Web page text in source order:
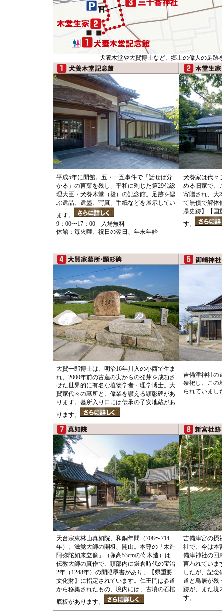
犬養木堂や大賀博士など、郷土の偉人の足跡
平成5年に開館。五・一五事件で「話せば分
かる」の言葉を残し、平和に殉じた第29代総
理大臣・犬養木堂（毅）の記念館。足跡を偲
ぶ遺品、遺墨、写真、手紙などを展示してい
ます。
9：00〜17：00 入場無料
休館：毎火曜、祝日の翌日、年末年始
犬養家は代々
める旧家で、
寄贈され、大
て無償で解体
県史跡】【国
す。
大賀一郎博士は、明治16年川入の小西で生ま
れ、2000年前の古蓮の実からの発芽を成功さ
せた世界的に有名な植物学者・理学博士。大
賀家代々の墓所と、偉業を讃える顕彰碑があ
ります。墓所入り口には伝承の子安地蔵があ
ります。
吉備津神社の
祭祀し、この
られていまし
天台宗東林山真如院。和銅年間（708〜714
年）、滋覚大師の開祖、開山。本尊の「木造
阿弥陀如来立像」（像高53cmの寄木造）は
伝教大師の真作で、頭部内に鎌倉時代の宝治
2年（1248年）の開眼墨書があり、【県重要
文化財】に指定されています。仁王門は参道
から移築されたもの。境内には、古墳の石棺
底板があります。
吉備津宮の摂
社で、今は本
備津神社の回
言われていま
したが、記念
道と鳥居が残
跡が、また境
す。